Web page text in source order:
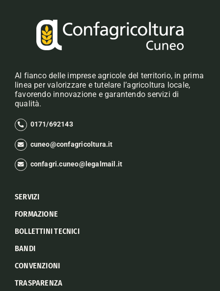
Al fianco delle imprese agricole del territorio, in prima
linea per valorizzare e tutelare l’agricoltura locale,
favorendo innovazione e garantendo servizi di
qualità.
0171/692143
cuneo@confagricoltura.it
confagri.cuneo@legalmail.it
SERVIZI
FORMAZIONE
BOLLETTINI TECNICI
BANDI
CONVENZIONI
TRASPARENZA